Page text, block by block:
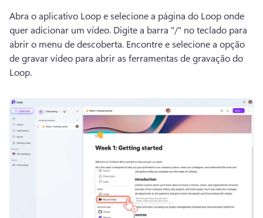
Abra o aplicativo Loop e selecione a página do Loop onde
quer adicionar um vídeo. Digite a barra "/" no teclado para
abrir o menu de descoberta. Encontre e selecione a opção
de gravar vídeo para abrir as ferramentas de gravação do
Loop.